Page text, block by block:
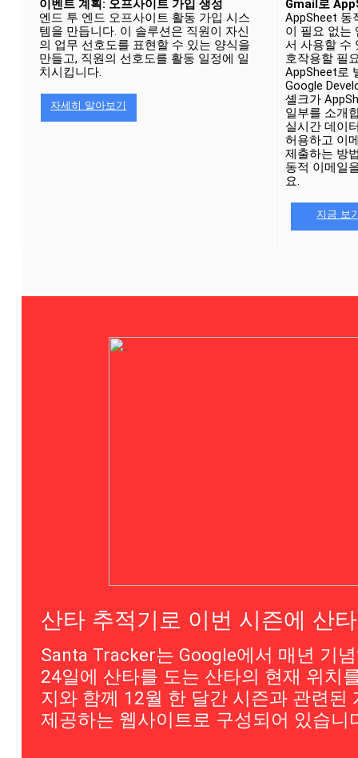
이벤트 계획: 오프사이트 가입 생성
엔드 투 엔드 오프사이트 활동 가입 시스
템을 만듭니다. 이 솔루션은 직원이 자신
의 업무 선호도를 표현할 수 있는 양식을
만들고, 직원의 선호도를 활동 일정에 일
치시킵니다.
자세히 알아보기
Gmail로
AppSheet 동
이 필요 없는
서 사용할 수
호작용할 필
AppSheet로
Google
셸크가
일부를 소개
실시간 데이
허용하고 이
제출하는 방
동적 이메일
요.
지금 보
산타 추적기로 이번 시즌에 산
Santa Tracker는 Google에서 매년 기
24일에 산타를 도는 산타의 현재 위치
지와 함께 12월 한 달간 시즌과 관련된
제공하는 웹사이트로 구성되어 있습니